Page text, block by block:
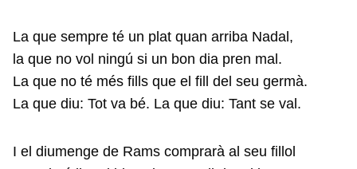
La que sempre té un plat quan arriba Nadal,
la que no vol ningú si un bon dia pren mal.
La que no té més fills que el fill del seu germà.
La que diu: Tot va bé. La que diu: Tant se val.
I el diumenge de Rams comprarà al seu fillol